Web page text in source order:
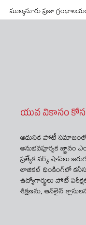
ముల్కనూరు ప్రజా
యువ వికాసం
ఆధునిక పోటీ
అనుభవపూర్వక జ్ఞానం
ప్రత్యేక వర్క్ షాప్​లు
లాజికల్​ థింకింగ్​లో కనీస
ఉద్యోగార్థులు పోటీ
శిక్షణను, ఆన్​లైన్​